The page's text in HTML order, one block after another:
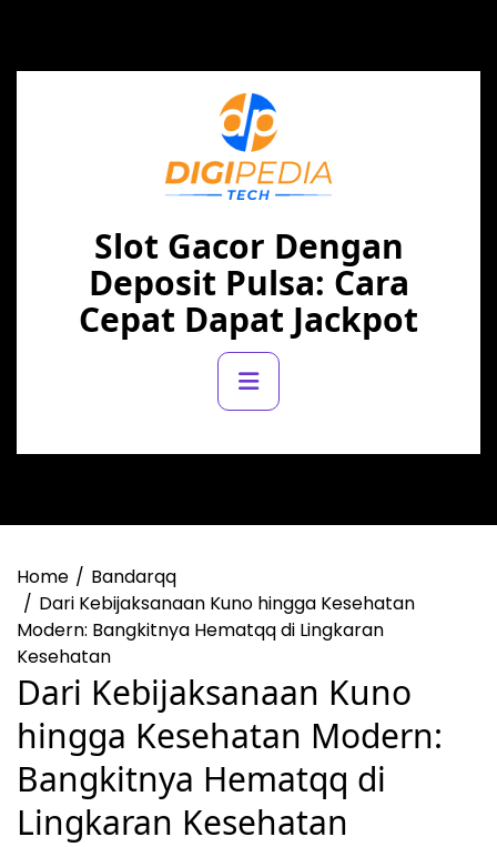
content
Slot Gacor Dengan
Deposit Pulsa: Cara
Cepat Dapat Jackpot
Primary
Menu
Home
Bandarqq
Dari Kebijaksanaan Kuno hingga Kesehatan
Modern: Bangkitnya Hematqq di Lingkaran
Kesehatan
Dari Kebijaksanaan Kuno
hingga Kesehatan Modern:
Bangkitnya Hematqq di
Lingkaran Kesehatan